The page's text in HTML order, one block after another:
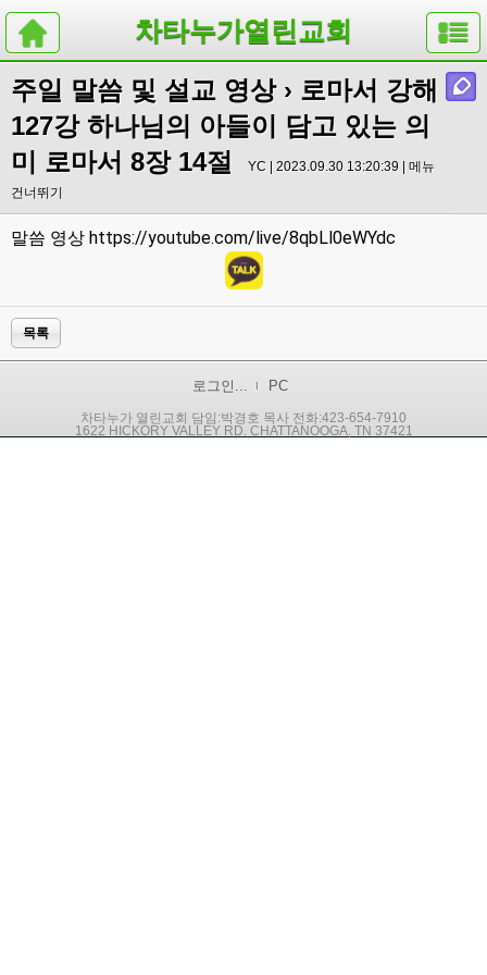
차타누가열린교회
주일 말씀 및 설교 영상› 로마서 강해
127강 하나님의 아들이 담고 있는 의
미 로마서 8장 14절
YC | 2023.09.30 13:20:39 | 메뉴
건너뛰기
말씀 영상 https://youtube.com/live/8qbLl0eWYdc
목록
로그인... PC
차타누가 열린교회 담임:박경호 목사 전화:423-654-7910
1622 HICKORY VALLEY RD. CHATTANOOGA, TN 37421